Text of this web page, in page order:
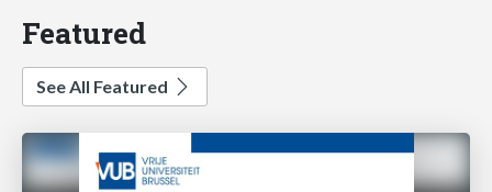
Featured
See All Featured